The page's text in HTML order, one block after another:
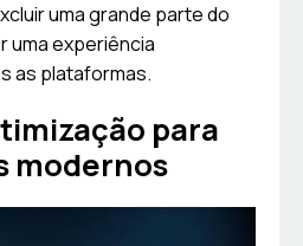
uma grande parte do
uma experiência
as plataformas.
para
modernos